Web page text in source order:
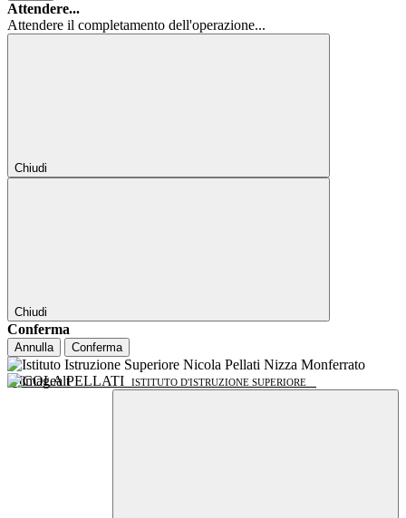
Attendere...
Attendere il completamento dell'operazione...
Chiudi
Chiudi
Conferma
Annulla Conferma
NICOLA PELLATI ISTITUTO D'ISTRUZIONE SUPERIORE